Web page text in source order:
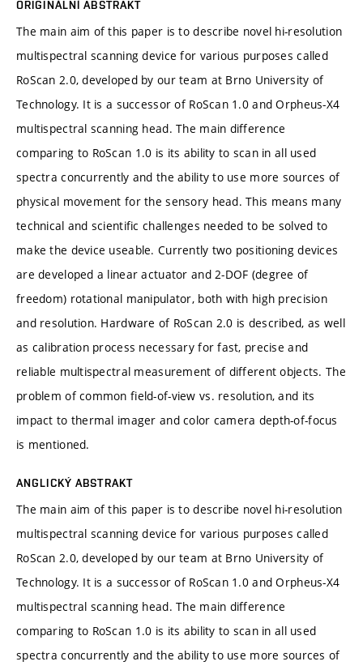
ORIGINÁLNÍ ABSTRAKT
The main aim of this paper is to describe novel hi-resolution
multispectral scanning device for various purposes called
RoScan 2.0, developed by our team at Brno University of
Technology. It is a successor of RoScan 1.0 and Orpheus-X4
multispectral scanning head. The main difference
comparing to RoScan 1.0 is its ability to scan in all used
spectra concurrently and the ability to use more sources of
physical movement for the sensory head. This means many
technical and scientific challenges needed to be solved to
make the device useable. Currently two positioning devices
are developed a linear actuator and 2-DOF (degree of
freedom) rotational manipulator, both with high precision
and resolution. Hardware of RoScan 2.0 is described, as well
as calibration process necessary for fast, precise and
reliable multispectral measurement of different objects. The
problem of common field-of-view vs. resolution, and its
impact to thermal imager and color camera depth-of-focus
is mentioned.
ANGLICKÝ ABSTRAKT
The main aim of this paper is to describe novel hi-resolution
multispectral scanning device for various purposes called
RoScan 2.0, developed by our team at Brno University of
Technology. It is a successor of RoScan 1.0 and Orpheus-X4
multispectral scanning head. The main difference
comparing to RoScan 1.0 is its ability to scan in all used
spectra concurrently and the ability to use more sources of